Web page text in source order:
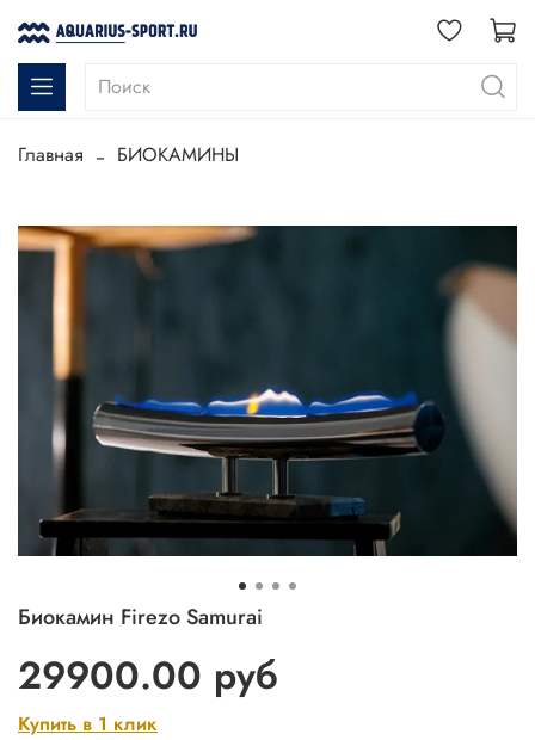
Главная БИОКАМИНЫ
Биокамин Firezo Samurai
29900.00 руб
Купить в 1 клик